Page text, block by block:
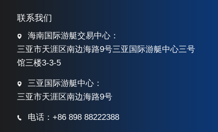
联系我们
海南国际游艇交易中心：
三亚市天涯区南边海路9号三亚国际游艇中心三号
馆三楼3-3-5
三亚国际游艇中心：
三亚市天涯区南边海路9号
电话：+86 898 88222388